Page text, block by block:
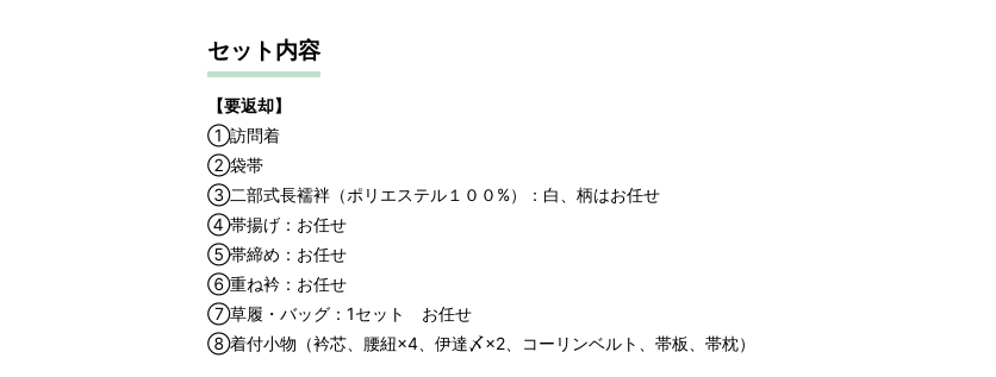
M
1 寸法は鯨尺（くじらじゃく）寸法です。もともと鯨のひげで作られた道具で測っていたの
で鯨尺と言います。
単位：１尺＝約38cm １寸＝約3.8cm １分＝約0.38cm
2 鯨尺寸法となりますので上表の cm はおおよその長さとなります。
セット内容
【要返却】
①訪問着
②袋帯
③二部式長襦袢（ポリエステル１００%）：白、柄はお任せ
④帯揚げ：お任せ
⑤帯締め：お任せ
⑥重ね衿：お任せ
⑦草履・バッグ：1セット お任せ
⑧着付小物（衿芯、腰紐×4、伊達〆×2、コーリンベルト、帯板、帯枕）